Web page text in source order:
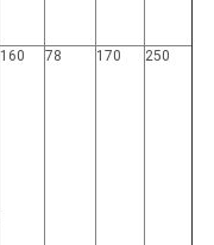
160 78 170 250